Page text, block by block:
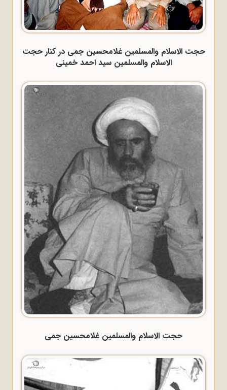
حجت الاسلام والمسلمین غلامحسین جمی در کنار حجت
الاسلام والمسلمین سید احمد خمینی
حجت الاسلام والمسلمین غلامحسین جمی